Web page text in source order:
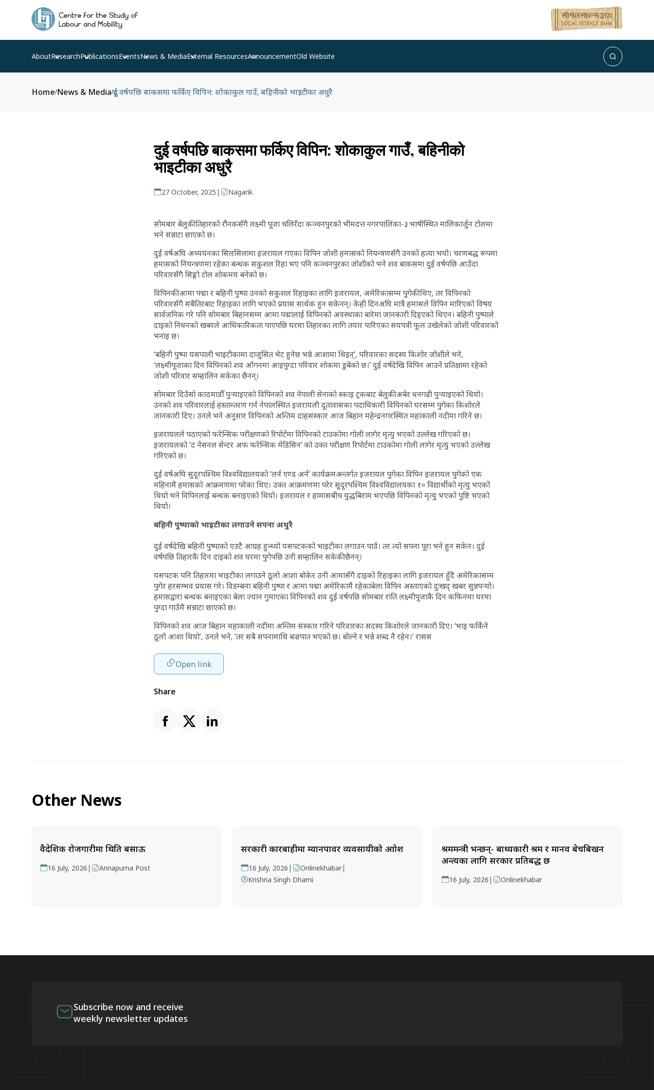
AboutResearchPublicationsEventsNews & MediaExternal ResourcesAnnouncementOld Website
Home/News & Media/दुई वर्षपछि बाकसमा फर्किए विपिन: शोकाकुल गाउँ, बहिनीको भाइटीका अधुरै
दुई वर्षपछि बाकसमा फर्किए विपिन: शोकाकुल गाउँ, बहिनीको
भाइटीका अधुरै
27 October, 2025 | Nagarik
सोमबार बेलुकी तिहारको रौनकसँगै लक्ष्मी पूजा चलिरँदा कञ्चनपुरको भीमदत्त नगरपालिका-३ भाषीस्थित मालिकार्जुन टोलमा
भने सन्नाटा छाएको छ।
दुई वर्षअघि अध्ययनका सिलसिलामा इजरायल गएका विपिन जोशी हमासको नियन्त्रणसँगै उनको हत्या भयो। चरणबद्ध रूपमा
हमासको नियन्त्रणमा रहेका बन्धक सकुशल रिहा भए पनि कञ्चनपुरका जोशीको भने शव बाकसमा दुई वर्षपछि आउँदा
परिवारसँगै सिङ्गो टोल शोकमय बनेको छ।
विपिनकी आमा पद्मा र बहिनी पुष्पा उनको सकुशल रिहाइका लागि इजरायल, अमेरिकासम्म पुगेकी थिए, तर विपिनको
परिवारसँगै सबैतिरबाट रिहाइका लागि भएको प्रयास सार्थक हुन सकेनन्। केही दिनअघि मात्रै हमासले विपिन मारिएको विषय
सार्वजनिक गरे पनि सोमबार बिहानसम्म आमा पद्मालाई विपिनको अवस्थाका बारेमा जानकारी दिइएको थिएन। बहिनी पुष्पाले
दाइको निधनको खबरले आधिकारिकता पाएपछि घरमा तिहारका लागि तयार पारिएका सयपत्री फूल उखेलेको जोशी परिवारको
भनाइ छ।
‘बहिनी पुष्पा यसपाली भाइटीकामा दाजुसित भेट हुनेछ भन्ने आशामा थिइन्’, परिवारका सदस्य किशोर जोशीले भने,
‘लक्ष्मीपूजाका दिन विपिनको शव आँगनमा आइपुग्दा परिवार शोकमा डुबेको छ।’ दुई वर्षदेखि विपिन आउने प्रतिक्षामा रहेको
जोशी परिवार सम्हालिन सकेका छैनन्।
सोमबार दिउँसो काठमाडौँ पुर्‍याइएको विपिनको शव नेपाली सेनाको स्काइ ट्रकबाट बेलुकी अबेर धनगढी पुर्‍याइएको थियो।
उनको शव परिवारलाई हस्तान्तरण गर्न नेपालस्थित इजरायली दूतावासका पदाधिकारी विपिनको घरसम्म पुगेका किशोरले
जानकारी दिए। उनले भने अनुसार विपिनको अन्तिम दाहसंस्कार आज बिहान महेन्द्रनगरस्थित महाकाली नदीमा गरिने छ।
इजरायलले पठाएको फरेन्सिक परीक्षणको रिपोर्टमा विपिनको टाउकोमा गोली लागेर मृत्यु भएको उल्लेख गरिएको छ।
इजरायलको ‘द नेसनल सेन्टर अफ फरेन्सिक मेडिसिन’ को उक्त परीक्षण रिपोर्टमा टाउकोमा गोली लागेर मृत्यु भएको उल्लेख
गरिएको छ।
दुई वर्षअघि सुदूरपश्चिम विश्वविद्यालयको ‘लर्न एण्ड अर्न’ कार्यक्रमअन्तर्गत इजरायल पुगेका विपिन इजरायल पुगेको एक
महिनामै हमासको आक्रमणमा परेका थिए। उक्त आक्रमणमा परेर सुदूरपश्चिम विश्वविद्यालयका १० विद्यार्थीको मृत्यु भएको
थियो भने विपिनलाई बन्धक बनाइएको थियो। इजरायल र हामासबीच युद्धबिराम भएपछि विपिनको मृत्यु भएको पुष्टि भएको
थियो।
बहिनी पुष्पाको भाइटीका लगाउने सपना अधुरै
दुई वर्षदेखि बहिनी पुष्पाको एउटै आग्रह हुन्थ्यो यसपटकको भाइटीका लगाउन पाउँ। तर त्यो सपना पूरा भने हुन सकेन। दुई
वर्षपछि तिहारकै दिन दाइको शव घरमा पुगेपछि उनी सम्हालिन सकेकी छैनन्।
यसपटक पनि तिहारमा भाइटीका लगाउने ठूलो आशा बोकेर उनी आमासँगै दाइको रिहाइका लागि इजरायल हुँदै अमेरिकासम्म
पुगेर हरसम्भव प्रयास गरे। विडम्बना बहिनी पुष्पा र आमा पद्मा अमेरिकामै रहेकाबेला विपिन अस्ताएको दुःखद् खबर सुन्नपर्‍यो।
हमासद्वारा बन्धक बनाइएका बेला ज्यान गुमाएका विपिनको शव दुई वर्षपछि सोमबार राति लक्ष्मीपूजाकै दिन कफिनमा घरमा
पुग्दा गाउँमै सन्नाटा छाएको छ।
विपिनको शव आज बिहान महाकाली नदीमा अन्तिम संस्कार गरिने परिवारका सदस्य किशोरले जानकारी दिए। ‘भाइ फर्किने
ठूलो आशा थियो’, उनले भने, ‘तर सबै सपनामाथि बज्रपात भएको छ। बोल्ने र भन्ने शब्द नै रहेन।’ रासस
Open link
Share
Other News
वैदेशिक रोजगारीमा थिति बसाऊ
16 July, 2026 | Annapurna Post
सरकारी कारबाहीमा म्यानपावर व्यवसायीको आक्रोश
16 July, 2026 | Onlinekhabar|
Krishna Singh Dhami
श्रममन्त्री भन्छन्- बाध्यकारी श्रम र मानव बेचबिखन
अन्त्यका लागि सरकार प्रतिबद्ध छ
16 July, 2026 | Onlinekhabar
Subscribe now and receive
weekly newsletter updates